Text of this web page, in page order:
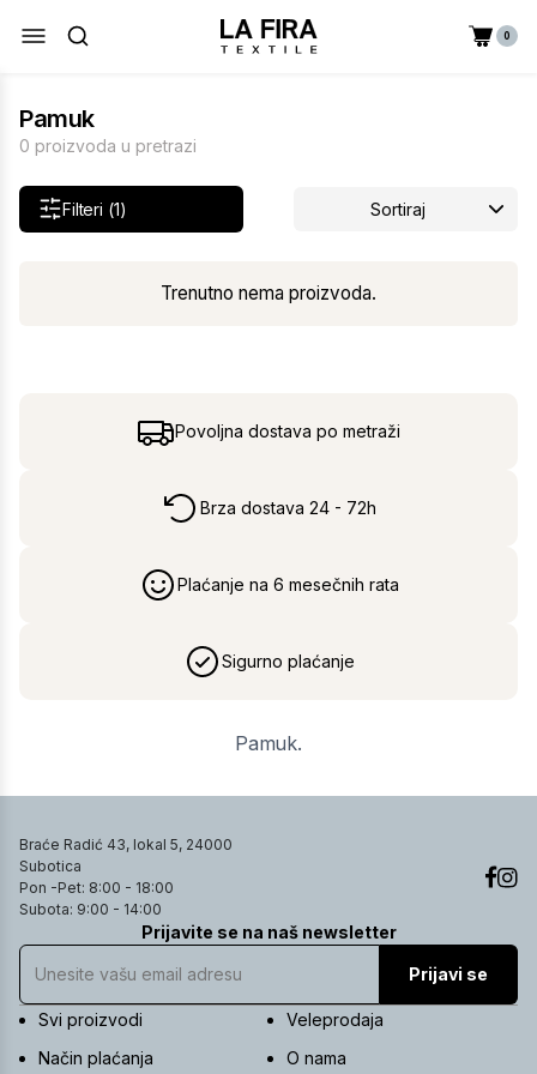
0
Pamuk
0 proizvoda u pretrazi
Filteri (1) Sortiraj
Trenutno nema proizvoda.
Povoljna dostava po metraži
Brza dostava 24 - 72h
Plaćanje na 6 mesečnih rata
Sigurno plaćanje
Pamuk.
Braće Radić 43, lokal 5, 24000
Subotica
Pon -Pet: 8:00 - 18:00
Subota: 9:00 - 14:00
Prijavite se na naš newsletter
Prijavi se
Svi proizvodi
Veleprodaja
Način plaćanja
O nama